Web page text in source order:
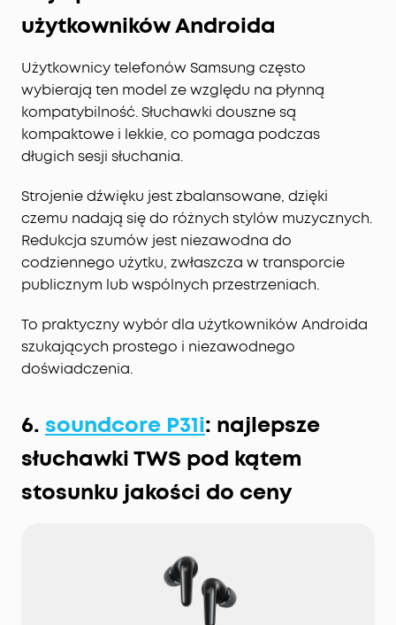
użytkowników Androida
Użytkownicy telefonów Samsung często
wybierają ten model ze względu na płynną
kompatybilność. Słuchawki douszne są
kompaktowe i lekkie, co pomaga podczas
długich sesji słuchania.
Strojenie dźwięku jest zbalansowane, dzięki
czemu nadają się do różnych stylów muzycznych.
Redukcja szumów jest niezawodna do
codziennego użytku, zwłaszcza w transporcie
publicznym lub wspólnych przestrzeniach.
To praktyczny wybór dla użytkowników Androida
szukających prostego i niezawodnego
doświadczenia.
6. soundcore P31i: najlepsze
słuchawki TWS pod kątem
stosunku jakości do ceny